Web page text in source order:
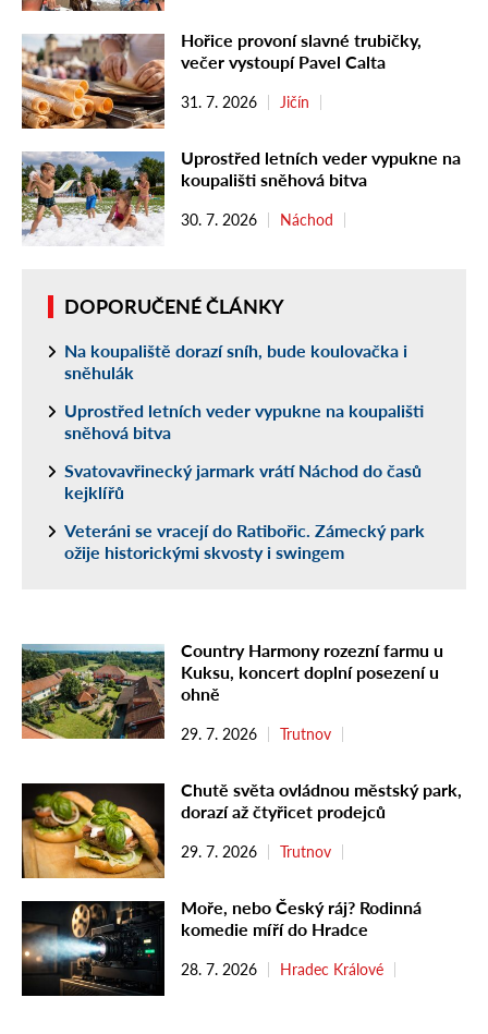
Hořice provoní slavné trubičky,
večer vystoupí Pavel Calta
31. 7. 2026 Jičín
Uprostřed letních veder vypukne na
koupališti sněhová bitva
30. 7. 2026 Náchod
DOPORUČENÉ ČLÁNKY
Na koupaliště dorazí sníh, bude koulovačka i
sněhulák
Uprostřed letních veder vypukne na koupališti
sněhová bitva
Svatovavřinecký jarmark vrátí Náchod do časů
kejklířů
Veteráni se vracejí do Ratibořic. Zámecký park
ožije historickými skvosty i swingem
Country Harmony rozezní farmu u
Kuksu, koncert doplní posezení u
ohně
29. 7. 2026 Trutnov
Chutě světa ovládnou městský park,
dorazí až čtyřicet prodejců
29. 7. 2026 Trutnov
Moře, nebo Český ráj? Rodinná
komedie míří do Hradce
28. 7. 2026 Hradec Králové